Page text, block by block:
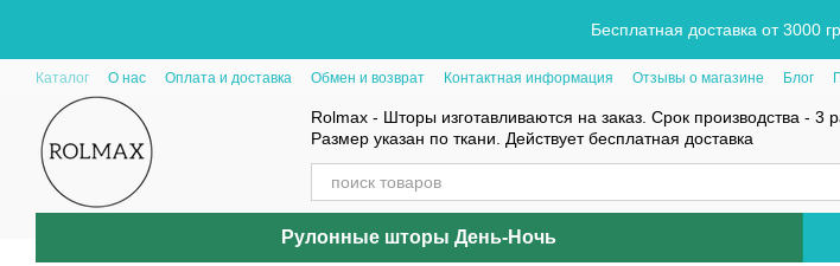
Бесплатная доставка от 3000
Каталог О нас Оплата и доставка Обмен и возврат Контактная информация Отзывы о магазине Блог
Rolmax - Шторы изготавливаются на заказ. Срок производства - 3
Размер указан по ткани. Действует бесплатная доставка
Рулонные шторы День-Ночь